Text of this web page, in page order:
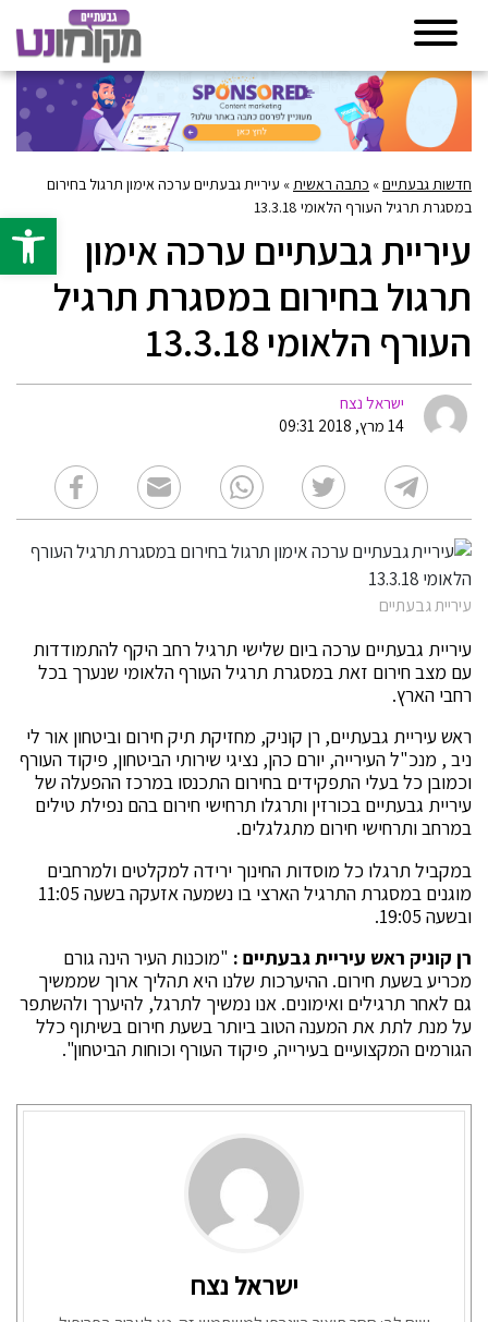
פתח
חדשות גבעתיים» כתבה ראשית » עיריית גבעתיים ערכה אימון תרגול בחירום
במסגרת תרגיל העורף הלאומי 13.3.18
עיריית גבעתיים ערכה אימון
תרגול בחירום במסגרת תרגיל
העורף הלאומי 13.3.18
ישראל נצח
14 מרץ, 2018 09:31
עיריית גבעתיים
עיריית גבעתיים ערכה ביום שלישי תרגיל רחב היקף להתמודדות
עם מצב חירום זאת במסגרת תרגיל העורף הלאומי שנערך בכל
רחבי הארץ.
ראש עיריית גבעתיים, רן קוניק, מחזיקת תיק חירום וביטחון אור לי
ניב , מנכ"ל העירייה, יורם כהן, נציגי שירותי הביטחון, פיקוד העורף
וכמובן כל בעלי התפקידים בחירום התכנסו במרכז ההפעלה של
עיריית גבעתיים בכורזין ותרגלו תרחישי חירום בהם נפילת טילים
במרחב ותרחישי חירום מתגלגלים.
במקביל תרגלו כל מוסדות החינוך ירידה למקלטים ולמרחבים
מוגנים במסגרת התרגיל הארצי בו נשמעה אזעקה בשעה 11:05
ובשעה 19:05.
רן קוניק ראש עיריית גבעתיים : "מוכנות העיר הינה גורם
מכריע בשעת חירום. ההיערכות שלנו היא תהליך ארוך שממשיך
גם לאחר תרגילים ואימונים. אנו נמשיך לתרגל, להיערך ולהשתפר
על מנת לתת את המענה הטוב ביותר בשעת חירום בשיתוף כלל
הגורמים המקצועיים בעירייה, פיקוד העורף וכוחות הביטחון".
ישראל נצח